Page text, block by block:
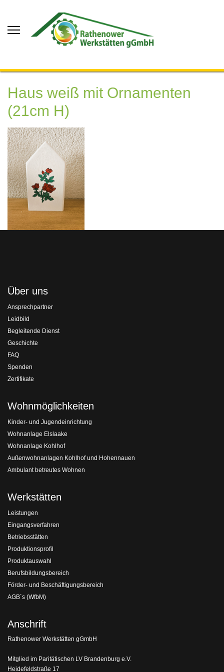
Haus weiß mit Ornamenten
(21cm H)
Über uns
Ansprechpartner
Leidbild
Begleitende Dienst
Geschichte
FAQ
Spenden
Zertifikate
Wohnmöglichkeiten
Kinder- und Jugendeinrichtung
Wohnanlage Elslaake
Wohnanlage Kohlhof
Außenwohnanlagen Kohlhof und Hohennauen
Ambulant betreutes Wohnen
Werkstätten
Leistungen
Eingangsverfahren
Betriebsstätten
Produktionsprofil
Produktauswahl
Berufsbildungsbereich
Förder- und Beschäftigungsbereich
AGB´s (WfbM)
Anschrift
Rathenower Werkstätten gGmbH
Mitglied im Paritätischen LV Brandenburg e.V.
Heidefeldstraße 17